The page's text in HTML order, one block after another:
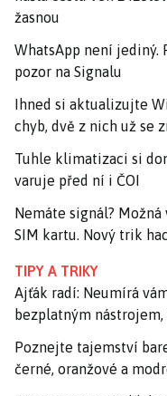
žasnou
WhatsApp není
pozor na Signalu
Ihned si aktualizujte
chyb, dvě z nich už se
Tuhle klimatizaci si
varuje před ní i ČOI
Nemáte signál?
SIM kartu. Nový trik
TIPY A TRIKY
Ajťák radí: Neumírá
bezplatným
Poznejte tajemství
černé, oranžové a